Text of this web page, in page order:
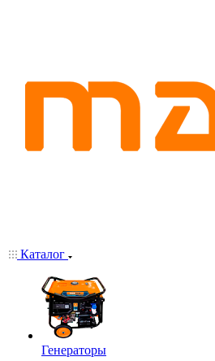
Каталог
Генераторы